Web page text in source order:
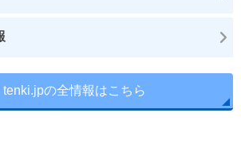
tenki.jpの全情報はこちら